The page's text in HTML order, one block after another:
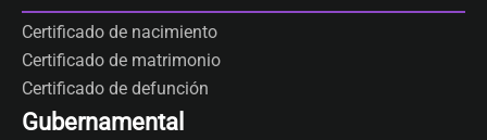
Certificado de nacimiento
Certificado de matrimonio
Certificado de defunción
Gubernamental